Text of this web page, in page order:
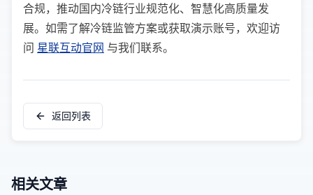
合规，推动国内冷链行业规范化、智慧化高质量发
展。如需了解冷链监管方案或获取演示账号，欢迎访
问 星联互动官网 与我们联系。
返回列表
相关文章